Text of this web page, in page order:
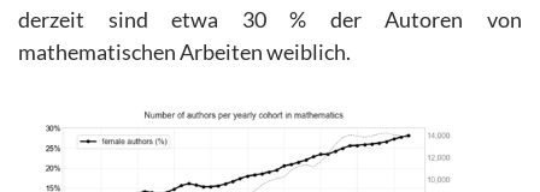
derzeit sind etwa 30 % der Autoren von
mathematischen Arbeiten weiblich.